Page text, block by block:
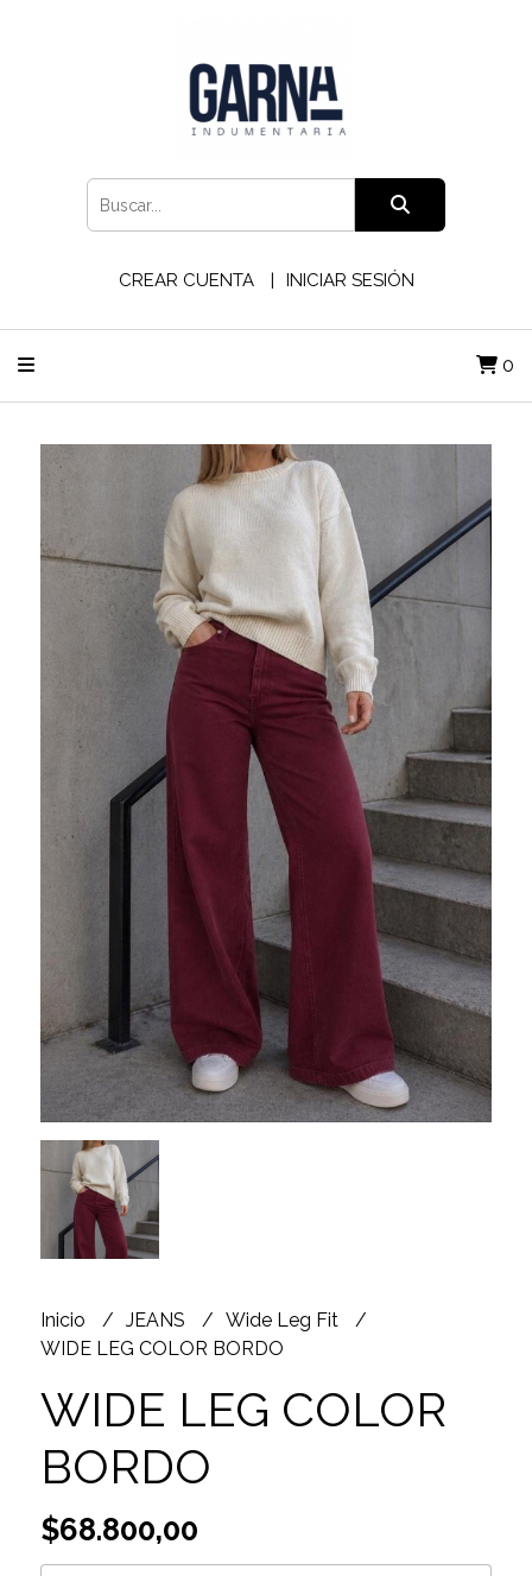
CREAR CUENTA INICIAR SESIÓN
0
Inicio JEANS
Wide Leg Fit
WIDE LEG COLOR BORDO
WIDE LEG COLOR
BORDO
$68.800,00